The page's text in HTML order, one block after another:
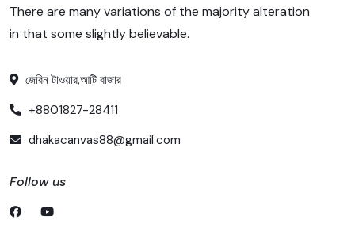
There are many variations of the majority alteration
in that some slightly believable.
জেরিন টাওয়ার,আটি বাজার
+8801827-28411
dhakacanvas88@gmail.com
Follow us